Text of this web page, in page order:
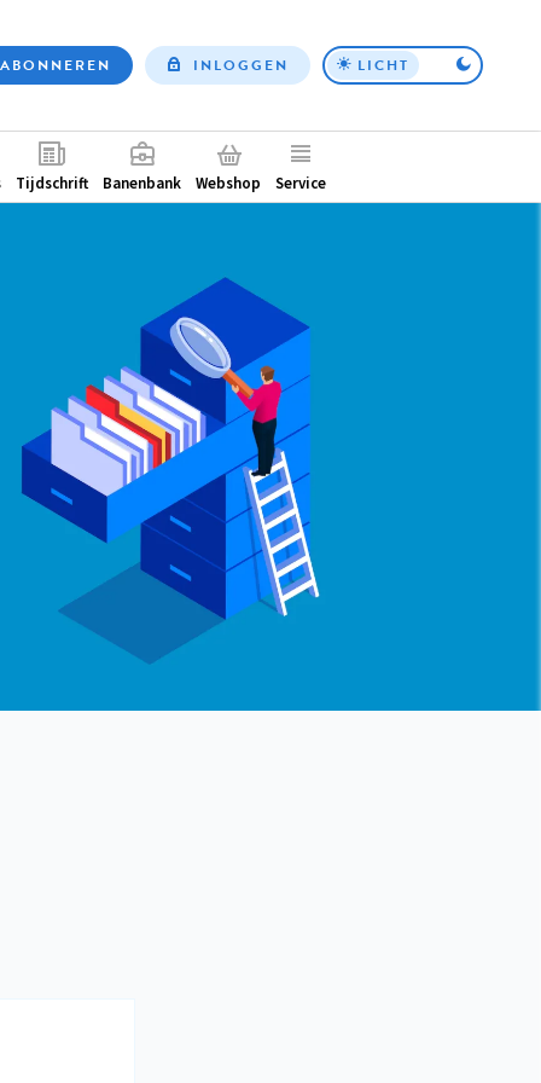
Top
ABONNEREN INLOGGEN LICHT
Tijdschrift Banenbank Webshop Service